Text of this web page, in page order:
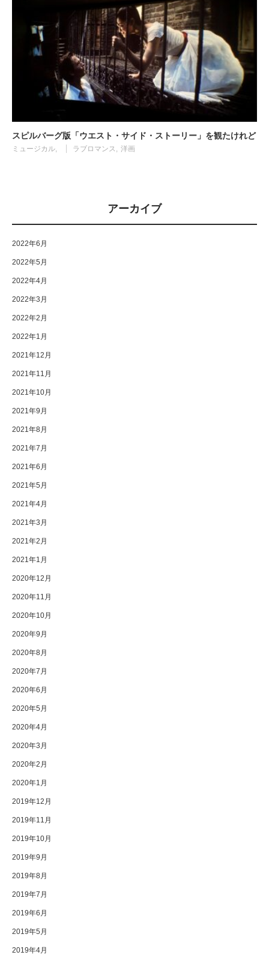
スピルバーグ版「ウエスト・サイド・ストーリー」を観たけれど
ミュージカル ラブロマンス 洋画
アーカイブ
2022年6月
2022年5月
2022年4月
2022年3月
2022年2月
2022年1月
2021年12月
2021年11月
2021年10月
2021年9月
2021年8月
2021年7月
2021年6月
2021年5月
2021年4月
2021年3月
2021年2月
2021年1月
2020年12月
2020年11月
2020年10月
2020年9月
2020年8月
2020年7月
2020年6月
2020年5月
2020年4月
2020年3月
2020年2月
2020年1月
2019年12月
2019年11月
2019年10月
2019年9月
2019年8月
2019年7月
2019年6月
2019年5月
2019年4月